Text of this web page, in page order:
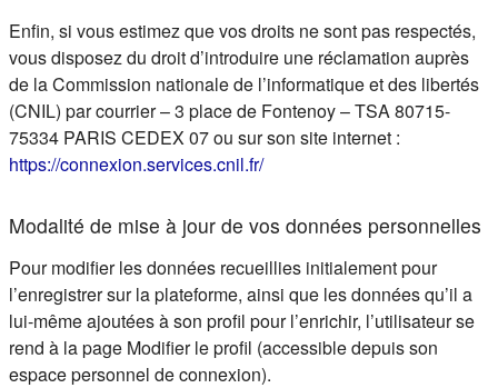
Enfin, si vous estimez que vos droits ne sont pas respectés,
vous disposez du droit d’introduire une réclamation auprès
de la Commission nationale de l’informatique et des libertés
(CNIL) par courrier – 3 place de Fontenoy – TSA 80715-
75334 PARIS CEDEX 07 ou sur son site internet :
https://connexion.services.cnil.fr/(s'ouvre dans un nouvel
Modalité de mise à jour de vos données personnelles
Pour modifier les données recueillies initialement pour
l’enregistrer sur la plateforme, ainsi que les données qu’il a
lui-même ajoutées à son profil pour l’enrichir, l’utilisateur se
rend à la page Modifier le profil (accessible depuis son
espace personnel de connexion).